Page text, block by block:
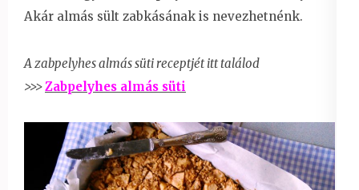
Akár almás sült zabkásának is nevezhetnénk.
A zabpelyhes almás süti receptjét itt találod
>>>Zabpelyhes almás süti